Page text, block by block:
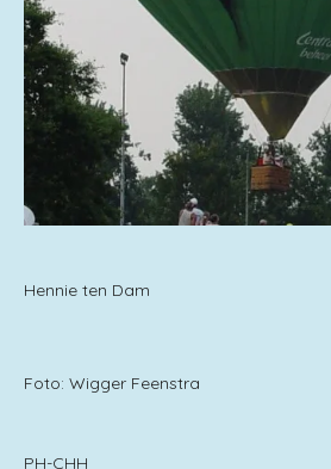
Hennie ten Dam
Foto: Wigger Feenstra
PH-CHH